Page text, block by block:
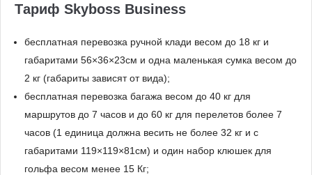
Тариф Skyboss Business
бесплатная перевозка ручной клади весом до 18 кг и
габаритами 56×36×23см и одна маленькая сумка весом до
2 кг (габариты зависят от вида);
бесплатная перевозка багажа весом до 40 кг для
маршрутов до 7 часов и до 60 кг для перелетов более 7
часов (1 единица должна весить не более 32 кг и с
габаритами 119×119×81см) и один набор клюшек для
гольфа весом менее 15 Кг;